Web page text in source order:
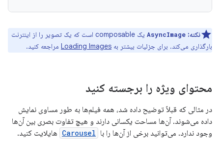
نکته: AsyncImage
یک composable است که یک تصویر را از اینترنت
بارگذاری می‌کند. برای جزئیات بیشتر به Loading Images مراجعه کنید.
محتوای ویژه را برجسته کنید
در مثالی که قبلاً توضیح داده شد، همه فیلم‌ها به طور مساوی نمایش
داده می‌شوند. آن‌ها مساحت یکسانی دارند و هیچ تفاوت بصری بین آن‌ها
وجود ندارد. می‌توانید برخی از آن‌ها را با Carousel هایلایت کنید.